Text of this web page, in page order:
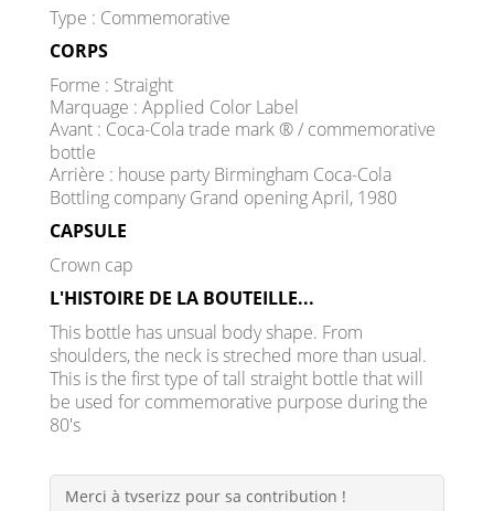
Type : Commemorative
CORPS
Forme : Straight
Marquage : Applied Color Label
Avant : Coca-Cola trade mark ® / commemorative
bottle
Arrière : house party Birmingham Coca-Cola
Bottling company Grand opening April, 1980
CAPSULE
Crown cap
L'HISTOIRE DE LA BOUTEILLE...
This bottle has unsual body shape. From
shoulders, the neck is streched more than usual.
This is the first type of tall straight bottle that will
be used for commemorative purpose during the
80's
Merci à tvserizz pour sa contribution !